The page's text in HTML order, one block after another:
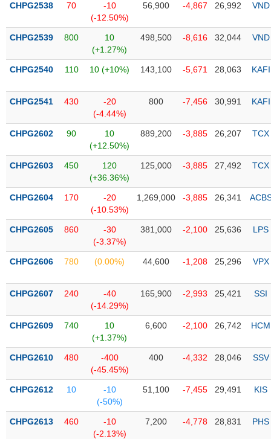
thái
phiếu
mô
thị
Niêm
Niêm
mới
yết
sung
niêm
yết
Theo
dõi
biệt
được
quỹ
CHPG2538 70
-10
(-12.50%)
56,900 -4,867 26,992 VND
CHPG2539 800
10
(+1.27%)
498,500 -8,616 32,044 VND
CHPG2540 110 10 (+10%) 143,100 -5,671 28,063 KAFI
CHPG2541 430
-20
(-4.44%)
800 -7,456 30,991 KAFI
CHPG2602 90
10
(+12.50%)
889,200 -3,885 26,207 TCX
CHPG2603 450
120
(+36.36%)
125,000 -3,885 27,492 TCX
CHPG2604 170
-20
(-10.53%)
1,269,000 -3,885 26,341
CHPG2605 860
-30
(-3.37%)
381,000 -2,100 25,636 LPS
CHPG2606 780 (0.00%) 44,600 -1,208 25,296 VPX
CHPG2607 240
-40
(-14.29%)
165,900 -2,993 25,421 SSI
CHPG2609 740
10
(+1.37%)
6,600 -2,100 26,742 HCM
CHPG2610 480
-400
(-45.45%)
400 -4,332 28,046 SSV
CHPG2612 10
-10
(-50%)
51,100 -7,455 29,491 KIS
CHPG2613 460
-10
(-2.13%)
7,200 -4,778 28,831 PHS
NGÀNH
DOANH
NGHIỆP
PHIẾU
PHÁI
TRÁI
CÔNG
ĐẦU
TƯ
DỮ